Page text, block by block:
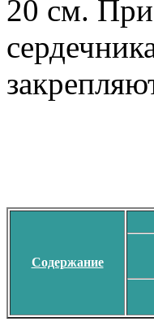
20 см. При
Содержание